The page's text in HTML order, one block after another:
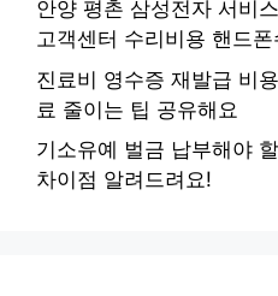
안양 평촌 삼성전자 서비
고객센터 수리비용 핸드
진료비 영수증 재발급 비
료 줄이는 팁 공유해요
기소유예 벌금 납부해야
차이점 알려드려요!